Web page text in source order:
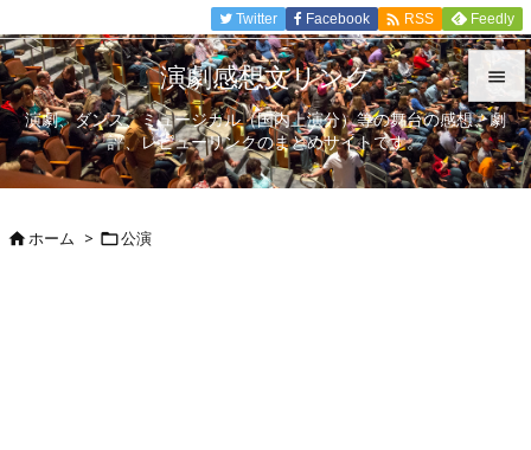


メニュ

Twitter Facebook  RSS Feedly
演劇感想文リンク
演劇、ダンス、ミュージカル（国内上演分）等の舞台の感想、劇
評、レビューリンクのまとめサイトです。
ホーム > 公演